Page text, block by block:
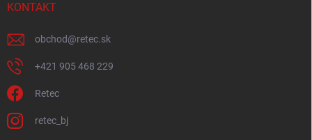
KONTAKT
obchod@retec.sk
+421 905 468 229
Retec
retec_bj